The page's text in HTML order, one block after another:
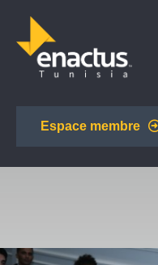
Espace membre